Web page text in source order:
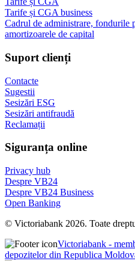
Tarife și CGA business
Cadrul de administrare, fondurile
amortizoarele de capital
Suport clienți
Contacte
Sugestii
Sesizări ESG
Sesizări antifraudă
Reclamații
Siguranța online
Privacy hub
Despre VB24
Despre VB24 Business
Open Banking
© Victoriabank 2026. Toate
Victoriabank -
depozitelor din Republica